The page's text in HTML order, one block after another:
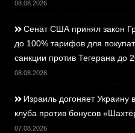
08.08.2026
Сенат США принял закон
до 100% тарифов для
санкции против Тегерана до
08.08.2026
Израиль догоняет
клуба против бонусов
07.08.2026